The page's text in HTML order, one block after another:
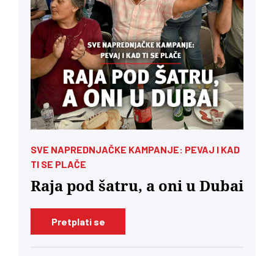
SVE NAPREDNJAČKE KAMPANJE: PEVAJ I KAD
TI SE PLAČE
Raja pod šatru, a oni u Dubai
Pretplati se